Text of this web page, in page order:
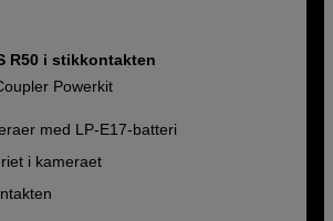
R50 i stikkontakten
Powerkit
med LP-E17-batteri
i kameraet